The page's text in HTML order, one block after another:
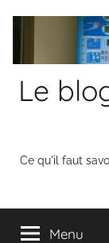
Le
Ce qu'il faut
Menu